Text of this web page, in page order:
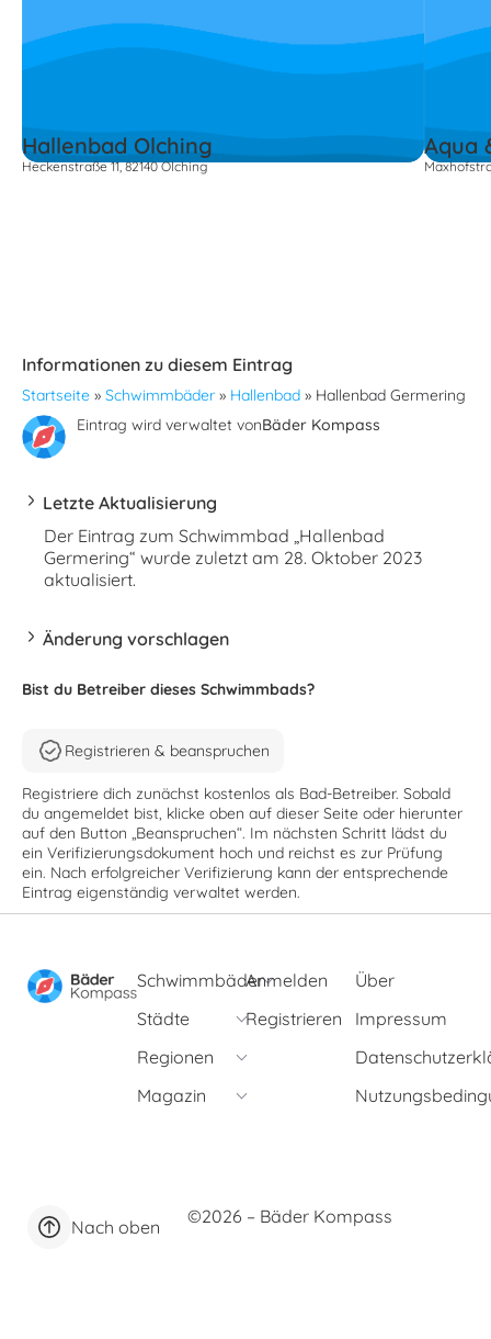
Hallenbad Olching
Heckenstraße 11, 82140 Olching
Aqua
Informationen zu diesem Eintrag
Startseite » Schwimmbäder » Hallenbad » Hallenbad Germering
Eintrag wird verwaltet vonBäder Kompass
Letzte Aktualisierung
Der Eintrag zum Schwimmbad „Hallenbad
Germering“ wurde zuletzt am 28. Oktober 2023
aktualisiert.
Änderung vorschlagen
Bist du Betreiber dieses Schwimmbads?
Registrieren & beanspruchen
Registriere dich zunächst kostenlos als Bad-Betreiber. Sobald
du angemeldet bist, klicke oben auf dieser Seite oder hierunter
auf den Button „Beanspruchen“. Im nächsten Schritt lädst du
ein Verifizierungsdokument hoch und reichst es zur Prüfung
ein. Nach erfolgreicher Verifizierung kann der entsprechende
Eintrag eigenständig verwaltet werden.
Schwimmbäder
Städte
Regionen
Magazin
Anmelden
Registrieren
Über
Impressum
Nach oben ©2026 – Bäder Kompass